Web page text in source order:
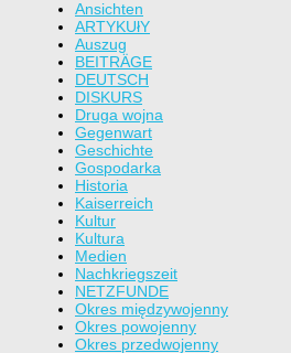
Ansichten
ARTYKUłY
Auszug
BEITRÄGE
DEUTSCH
DISKURS
Druga wojna
Gegenwart
Geschichte
Gospodarka
Historia
Kaiserreich
Kultur
Kultura
Medien
Nachkriegszeit
NETZFUNDE
Okres międzywojenny
Okres powojenny
Okres przedwojenny